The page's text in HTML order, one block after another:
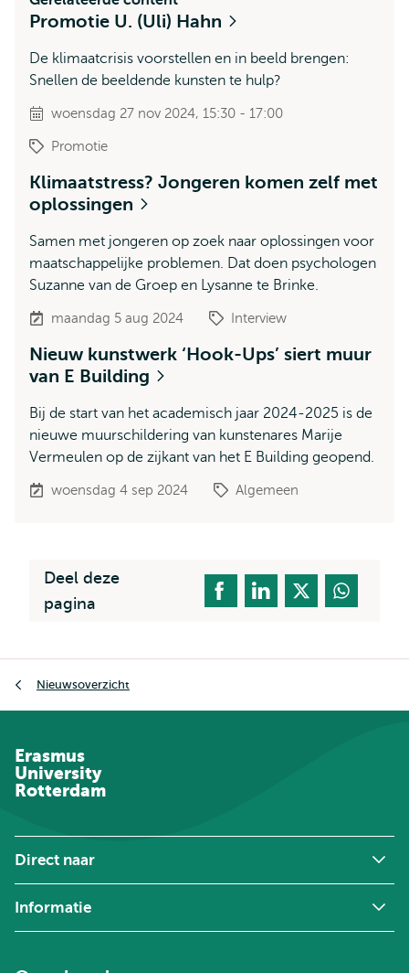
Promotie U. (Uli) Hahn
De klimaatcrisis voorstellen en in beeld brengen:
Snellen de beeldende kunsten te hulp?
woensdag 27 nov 2024, 15:30 - 17:00
Promotie
Klimaatstress? Jongeren komen zelf met
oplossingen
Samen met jongeren op zoek naar oplossingen voor
maatschappelijke problemen. Dat doen psychologen
Suzanne van de Groep en Lysanne te Brinke.
maandag 5 aug 2024 Interview
Nieuw kunstwerk ‘Hook-Ups’ siert muur
van E Building
Bij de start van het academisch jaar 2024-2025 is de
nieuwe muurschildering van kunstenares Marije
Vermeulen op de zijkant van het E Building geopend.
woensdag 4 sep 2024 Algemeen
Deel deze
pagina
Nieuwsoverzicht
Erasmus
University
Rotterdam
Direct naar
Informatie